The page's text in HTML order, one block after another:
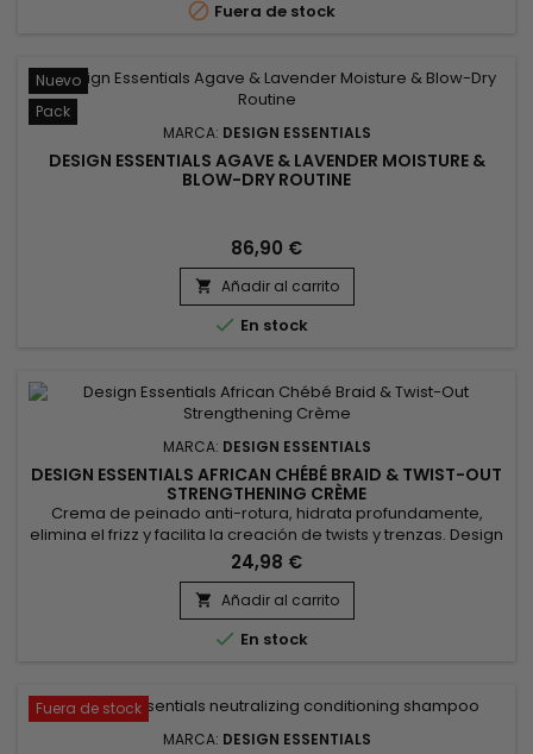
regularmente...
 Fuera de stock
Nuevo
Pack
MARCA: DESIGN ESSENTIALS
DESIGN ESSENTIALS AGAVE & LAVENDER MOISTURE &
BLOW-DRY ROUTINE
86,90 €
 Añadir al carrito
 En stock
MARCA: DESIGN ESSENTIALS
DESIGN ESSENTIALS AFRICAN CHÉBÉ BRAID & TWIST-OUT
STRENGTHENING CRÈME
Crema de peinado anti-rotura, hidrata profundamente,
elimina el frizz y facilita la creación de twists y trenzas. Design
Essentials African Chebe Anti-Breakage Braid & Twist-Out
Strengthening Crème está formulada con chebe, conocido
por promover el crecimiento del cabello fortaleciéndolo y
preservándolo. Combinado con extracto africano, este
poderoso...
24,98 €
 Añadir al carrito
 En stock
Fuera de stock
MARCA: DESIGN ESSENTIALS